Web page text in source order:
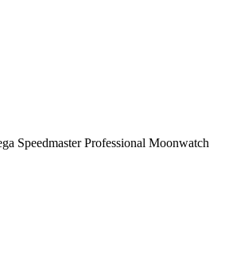
Speedmaster Professional Moonwatch